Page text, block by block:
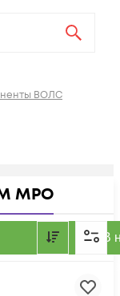
ВОЛС
MPO
В